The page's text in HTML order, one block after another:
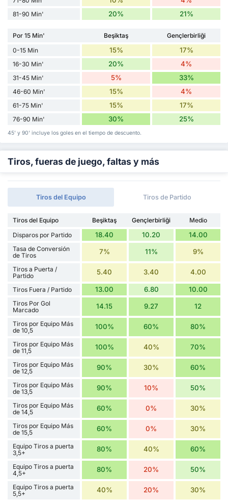
81-90 Min' 20% 21%
Por 15 Min' Beşiktaş
Gençlerbirliği
0-15 Min
15% 17%
16-30 Min' 20% 4%
31-45 Min' 5% 33%
46-60 Min' 15% 4%
61-75 Min' 15% 17%
76-90 Min' 30% 25%
45' y 90' incluye los goles en el tiempo de descuento.
Tiros, fueras de juego, faltas y más
Tiros del Equipo Tiros de Partido
Tiros del Equipo Beşiktaş Gençlerbirliği
Medio
Disparos por Partido
18.40 10.20 14.00
Tasa de Conversión
de Tiros
7% 11% 9%
Tiros a Puerta /
Partido
5.40 3.40 4.00
Tiros Fuera / Partido 13.00 6.80 10.00
Tiros Por Gol
Marcado
14.15 9.27 12
Tiros por Equipo Más
de 10,5
100% 60% 80%
Tiros por Equipo Más
de 11,5
100% 40% 70%
Tiros por Equipo Más
de 12,5
90% 30% 60%
Tiros por Equipo Más
de 13,5
90% 10% 50%
Tiros por Equipo Más
de 14,5
60% 0% 30%
Tiros por Equipo Más
de 15,5
60% 0% 30%
Equipo Tiros a puerta
3,5+
80% 40% 60%
Equipo Tiros a puerta
4,5+
80% 20% 50%
Equipo Tiros a puerta
5,5+
40% 20% 30%